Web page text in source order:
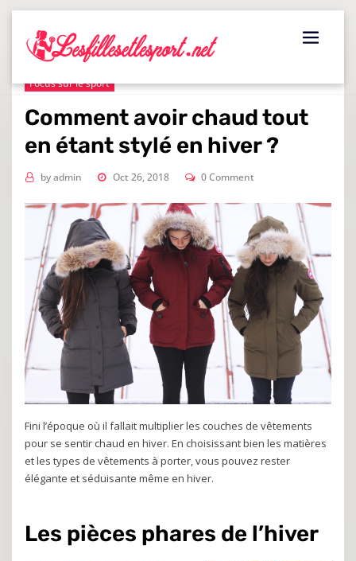
Skip
content
Focus sur le sport
Comment avoir chaud tout
en étant stylé en hiver ?
byadmin Oct 26, 2018 0 Comment
Fini l’époque où il fallait multiplier les couches de vêtements
pour se sentir chaud en hiver. En choisissant bien les matières
et les types de vêtements à porter, vous pouvez rester
élégante et séduisante même en hiver.
Les pièces phares de l’hiver